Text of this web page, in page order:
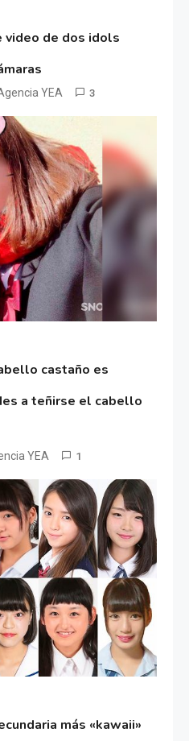
video de dos idols
YEA 3
castaño es
a teñirse el cabello
YEA 1
más «kawaii»